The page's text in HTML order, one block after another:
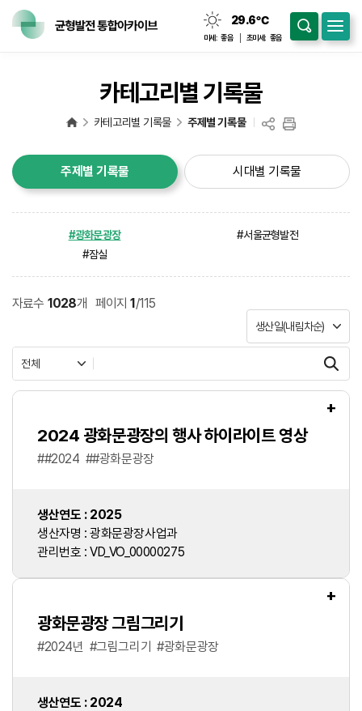
29.6℃
맑음
미세: 좋음 초미세: 좋음
카테고리별 기록물
카테고리별 기록물 주제별 기록물
주제별 기록물 시대별 기록물
#광화문광장
#서울균형발전
#잠실
자료수 1028개 페이지 1/115
검색
+
2024 광화문광장의 행사 하이라이트 영상
##2024 ##광화문광장
생산연도 : 2025
생산자명 : 광화문광장사업과
관리번호 : VD_VO_00000275
+
광화문광장 그림그리기
#2024년 #그림그리기 #광화문광장
생산연도 : 2024